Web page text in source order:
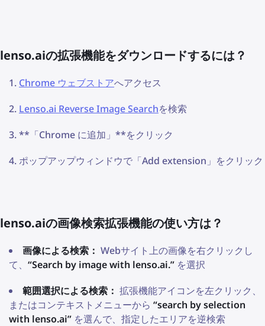
lenso.aiの拡張機能をダウンロードするには？
Chrome ウェブストアへアクセス
Lenso.ai Reverse Image Searchを検索
**「Chrome に追加」**をクリック
ポップアップウィンドウで「Add extension」をクリック
lenso.aiの画像検索拡張機能の使い方は？
画像による検索： Webサイト上の画像を右クリックし
て、 “Search by image with lenso.ai.” を選択
範囲選択による検索： 拡張機能アイコンを左クリック、
またはコンテキストメニューから “search by selection
with lenso.ai” を選んで、指定したエリアを逆検索